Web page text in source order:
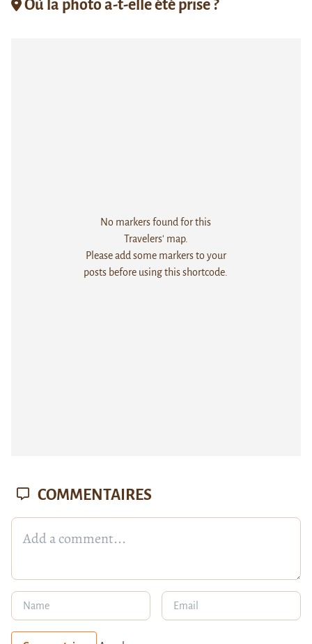
Où la photo a-t-elle été prise ?
No markers found for this
Travelers' map.
Please add some markers to your
posts before using this shortcode.
COMMENTAIRES